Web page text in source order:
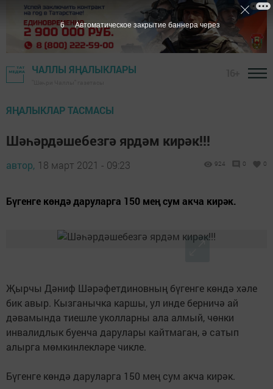
ЧАЛЛЫ ЯҢАЛЫКЛАРЫ
ЯҢАЛЫКЛАР ТАСМАСЫ
Шәһәрдәшебезгә ярдәм кирәк!!!
автор, 18 март 2021 - 09:23 924 0 0
Бүгенге көндә даруларга 150 мең сум акча кирәк.
Җырчы Дәниф Шәрәфетдиновның бүгенге көндә хәле
бик авыр. Кызганычка каршы, ул инде берничә ай
дәвамында тиешле уколларны ала алмый, чөнки
инвалидлык буенча дарулары кайтмаган, ә сатып
алырга мөмкинлекләре чикле.
Бүгенге көндә даруларга 150 мең сум акча кирәк.
5 Автоматическое закрытие баннера через